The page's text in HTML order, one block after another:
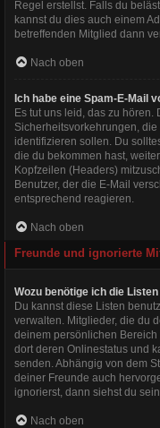
Regel erstellst. Falls du
kannst du dies auch einem
betreffenden Mitglied dann
Nach oben
Ich habe eine Spam-E-Mail
Es tut uns leid, das zu hören.
Sicherheitsvorkehrungen,
identifizieren sollen. Du
die du bekommen hast,
Kopfzeilen (Headers)
Benutzer, der die E-Mail
entsprechend reagieren.
Nach oben
Freunde und ignorierte
Wozu benötige ich die
Du kannst diese Listen
verwalten. Mitglieder, die du
deinem persönlichen
dort deren Onlinestatus und
senden. Abhängig von dem
deiner Freunde auch
ignorierst, dann siehst du
Nach oben